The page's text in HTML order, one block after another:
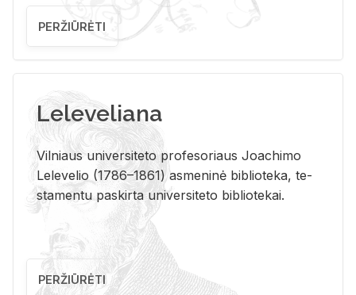
PERŽIŪRĖTI
Leleveliana
Vil­niaus uni­ver­si­te­to pro­fe­so­riaus Jo­a­chi­mo
Le­le­ve­lio (1786–1861) as­me­ni­nė bi­b­lio­te­ka, te­
sta­men­tu pa­skir­ta uni­ver­si­te­to bi­b­lio­te­kai.
PERŽIŪRĖTI